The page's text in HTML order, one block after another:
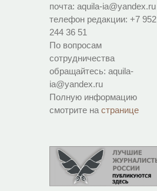
почта: aquila-ia@yandex.ru
телефон редакции: +7 952
244 36 51
По вопросам
сотрудничества
обращайтесь: aquila-
ia@yandex.ru
Полную информацию
смотрите на странице